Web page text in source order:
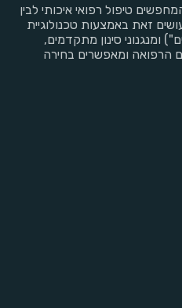
טיפול רפואי איכותי לבין
זאת באמצעות טכנולוגיית
ומנגנוני סינון מתקדמים,
הרפואה ומאפשרים בחירה